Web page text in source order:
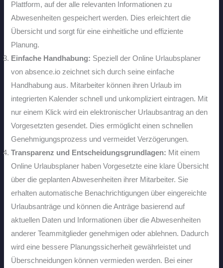
Plattform, auf der alle relevanten Informationen zu
Abwesenheiten gespeichert werden. Dies erleichtert die
Übersicht und sorgt für eine einheitliche und effiziente
Planung.
Einfache Handhabung: Speziell der Online Urlaubsplaner
von absence.io zeichnet sich durch seine einfache
Handhabung aus. Mitarbeiter können ihren Urlaub im
integrierten Kalender schnell und unkompliziert eintragen. Mit
nur einem Klick wird ein elektronischer Urlaubsantrag an den
Vorgesetzten gesendet. Dies ermöglicht einen schnellen
Genehmigungsprozess und vermeidet Verzögerungen.
Transparenz und Entscheidungsgrundlagen: Mit einem
Online Urlaubsplaner haben Vorgesetzte eine klare Übersicht
über die geplanten Abwesenheiten ihrer Mitarbeiter. Sie
erhalten automatische Benachrichtigungen über eingereichte
Urlaubsanträge und können die Anträge basierend auf
aktuellen Daten und Informationen über die Abwesenheiten
anderer Teammitglieder genehmigen oder ablehnen. Dadurch
wird eine bessere Planungssicherheit gewährleistet und
Überschneidungen können vermieden werden. Bei einer